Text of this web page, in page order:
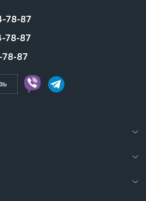
78-87
78-87
78-87